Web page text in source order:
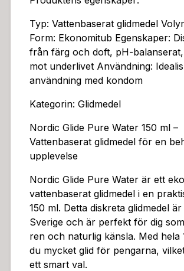
ation möjliggör en djupare och mer
Pure Water är ett utmärkt val för dig
kvalitet och diskretion. Med sin enkla
rena känsla, ger den dig en trygg och
lse. Denna produkt passar perfekt för
orska din intimitet med en säker och
Denna produkt är designad för att
na produkt är ett måste för alla som
ensiv och behaglig upplevelse.Denna
vestering i din välbefinnande och din
roduktens egenskaper:Typ:
lym: 150 mlForm:
från färg och doft, pH-balanserat,
rlivetAnvändning: Idealisk för
Typ: Vattenbaserat glidmedel
Form: Ekonomitub Egenskaper:
från färg och doft, pH-
mot underlivet Användning:
användning med kondom
Kategorin: Glidmedel
Nordic Glide Pure Water 150 ml –
Vattenbaserat glidmedel för en
upplevelse
Nordic Glide Pure Water är ett
vattenbaserat glidmedel i en
150 ml. Detta diskreta glidmedel
Sverige och är perfekt för dig
ren och naturlig känsla. Med hela
du mycket glid för pengarna,
ett smart val.